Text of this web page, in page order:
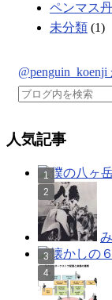
ペンマス
未分類 (1)
人気記事